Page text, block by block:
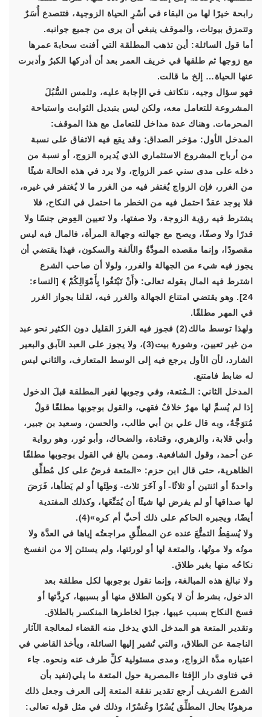
رابحة خيرًا لها من البقاء في أسْرِ الحياة الزوجية، فتتصدع أُسَرٌ
وتتمزق بيوتات، والموقف ينبغي أن يرى من جميع جوانبه.
أما قول السائلة: أين تذهب المطلقة التي أفنت سحابةَ عمرها
مع زوجها ثم طلقها في خريف العمر بعد أن أدركها الكبرُ وأدبرت
عنها الحياة… إلخ ما قالت.
فهو سؤال وجيه، نتكاتف في الإجابة عليه، وتلمس السُّبُلَ
المشروعة للتعامل معه، ولكن ليس بتبديل الثوابت واستباحة
المحرمات. وهناك عدة مداخل للتعامل مع هذا الموقف:
المدخل الأول: مؤخر الصداق: وقد يقع فيه الاتفاق على نسبة
من أرباح المشروع الاستثماري الذي يُديره الزوج، أو نسبة من
دخله على مدى سني عمر الزواج، ولا يرد في هذه الحالة شيئًا
من الغرر، فإن الزواج يُغتفر فيه من الغرر ما لا يُغتفر في غيره،
فلا يوجد عقدٌ احتمل فيه من الخطر ما احتمل في النكاح، فلا
يشترط فيه رؤية الزوجة، ولا صفتها، ولا تعيين العِوض جنسًا ولا
قدرًا ولا وصفًا، ويصح مع جهالته وجهالة المرأة، فالمال فيه ليس
مقصودًا، وإنما مقصده المودَّةُ والألفة والسكون، فهذا يقتضي أن
يجوز فيه شيء من الجهالة والغرر، ولولا أن صاحب الشرع
اشترط فيه المال بقوله تعالى: ﴿أَنْ تَبْتَغُوا بِأَمْوَالِكُمْ ﴾ [النساء:
24]. وهو يقتضي امتناع الجهالة والغرر فيه، لقلنا بجواز الغرر
في المهر مطلقًا.
ولهذا توسط مالك(2) فجوز فيه الغررَ القليل دون الكثير نحو عبد
من غير تعيين، وشورة بيت(3)، ولا يجوز على العبد الآبق والبعير
الشارد، لأن الأول يرجع فيه إلى الوسط المتعارف، والثاني ليس
له ضابط فامتنع.
المدخل الثاني: الـمُتعة، وفي وجوبها لغير المطلقة قبلَ الدخول
إذا لم يُسمَّ لها مهرٌ خلافٌ فقهي، والقول بوجوبها مطلقًا قولٌ
مُتوَجَّهٌ، وبه قال علي بن أبي طالب، والحسن، وسعيد بن جبير،
وأبي قلابة، والزهري، وقتادة، والضحاك، وأبو ثور، وهو رواية
عن أحمد، وقول الشافعية. وممن بالغ في القول بوجوبها مطلقًا
الظاهرية، حتى قال ابن حزم: «المتعة فرضٌ على كل مُطلِّق
واحدةً أو اثنتين أو ثلاثًا- أو آخَرَ ثلاث- وَطِئَها أو لم يَطأها، فَرَضَ
لها صداقها أو لم يفرض لها شيئًا أن يُمَتِّعَها، وكذلك المفتدية
أيضًا، ويجبره الحاكم على ذلك أحبَّ أم كره»(4).
ولا يُسقِطُ التمتُّعَ عنده عن المطلِّقِ مراجعتُه إياها في العدَّة ولا
موتُه ولا موتُها، والمتعة لها أو لورثتها، ولم يستثن إلا من انفسخ
نكاحُه منها بغير طلاق.
ولا نبالغ هذه المبالغة، وإنما نقول بوجوبها لكل مطلقة بعد
الدخول، بشرط أن لا يكون الطلاق منها أو بسببها، كرِدَّتها أو
فسخ النكاح بسبب عيبها، جبرًا لخاطرها المنكسر بالطلاق.
وتقدير المتعة هو المدخل الذي يدخل منه القضاء لمعالجة الآثار
الناجمة عن الطلاق، والتي تُشير إليها السائلة، ويأخذ القاضي في
اعتباره مدَّة الزواج، ومدى مسئولية كلِّ طرف عنه ونحوه. جاء
في فتاوى دار الإفتا ءالمصرية حول المتعة ما يلي(نفيد بأن
الشرع الشريف أرجع تقدير نفقة المتعة إلى العرف وجعل ذلك
مرهونًا بحال المطلِّق يُسْرًا وعُسْرًا، وذلك في مثل قوله تعالى: